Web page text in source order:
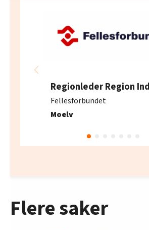
Regionleder Region
Fellesforbundet
Moelv
Flere saker